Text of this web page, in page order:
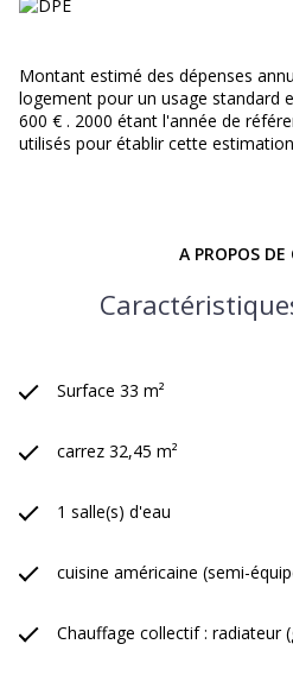
Montant estimé des dépenses
logement pour un usage standard
600 € . 2000 étant l'année de
utilisés pour établir cette
A PROPOS DE
Surface 33 m²
carrez 32,45 m²
1 salle(s) d'eau
cuisine américaine (semi-
Chauffage collectif : radiateur